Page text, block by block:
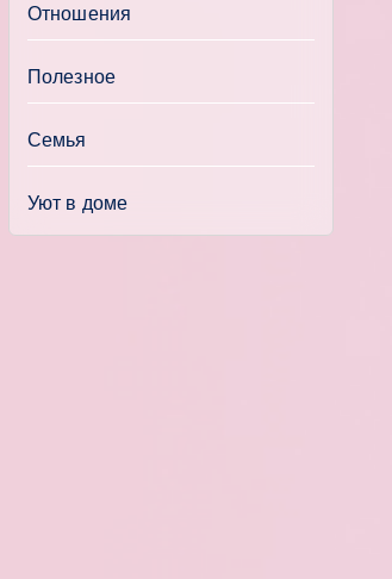
Отношения
Полезное
Семья
Уют в доме